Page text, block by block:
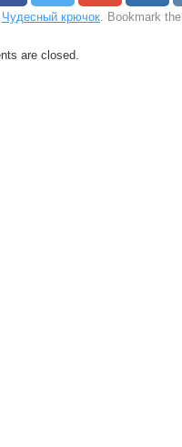
Чудесный крючок. Bookmark
are closed.